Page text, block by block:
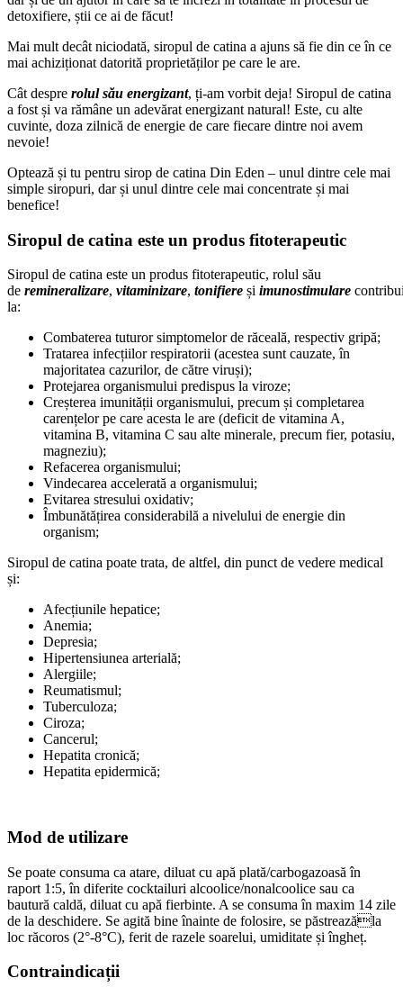
detoxifiere, știi ce ai de făcut!
Mai mult decât niciodată, siropul de catina a ajuns să fie din ce în ce
mai achiziționat datorită proprietăților pe care le are.
Cât despre rolul său energizant, ți-am vorbit deja! Siropul de catina
a fost și va rămâne un adevărat energizant natural! Este, cu alte
cuvinte, doza zilnică de energie de care fiecare dintre noi avem
nevoie!
Optează și tu pentru sirop de catina Din Eden – unul dintre cele mai
simple siropuri, dar și unul dintre cele mai concentrate și mai
benefice!
Siropul de catina este un produs fitoterapeutic
Siropul de catina este un produs fitoterapeutic, rolul său
de remineralizare, vitaminizare, tonifiere și imunostimulare
la:
Combaterea tuturor simptomelor de răceală, respectiv gripă;
Tratarea infecțiilor respiratorii (acestea sunt cauzate, în
majoritatea cazurilor, de către viruși);
Protejarea organismului predispus la viroze;
Creșterea imunității organismului, precum și completarea
carențelor pe care acesta le are (deficit de vitamina A,
vitamina B, vitamina C sau alte minerale, precum fier, potasiu,
magneziu);
Refacerea organismului;
Vindecarea accelerată a organismului;
Evitarea stresului oxidativ;
Îmbunătățirea considerabilă a nivelului de energie din
organism;
Siropul de catina poate trata, de altfel, din punct de vedere medical
și:
Afecțiunile hepatice;
Anemia;
Depresia;
Hipertensiunea arterială;
Alergiile;
Reumatismul;
Tuberculoza;
Ciroza;
Cancerul;
Hepatita cronică;
Hepatita epidermică;
Mod de utilizare
Se poate consuma ca atare, diluat cu apă plată/carbogazoasă în
raport 1:5, în diferite cocktailuri alcoolice/nonalcoolice sau ca
bautură caldă, diluat cu apă fierbinte. A se consuma în maxim 14 zile
de la deschidere. Se agită bine înainte de folosire, se păstreazăla
loc răcoros (2°-8°C), ferit de razele soarelui, umiditate și îngheț.
Contraindicații